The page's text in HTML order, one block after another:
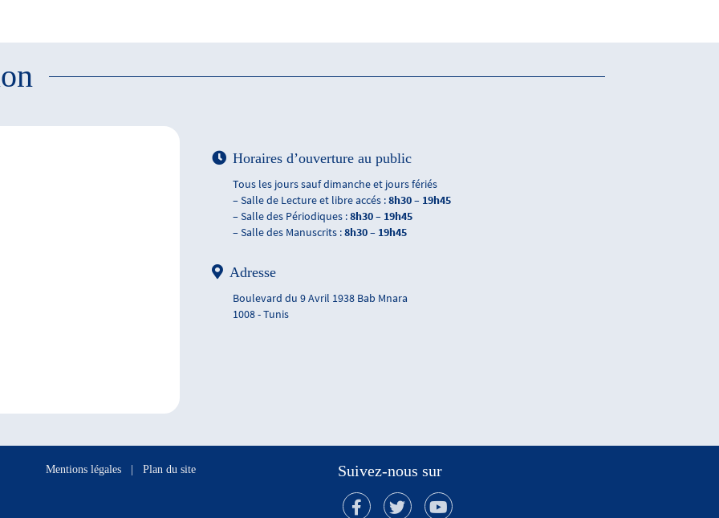
Horaires d’ouverture au public
Tous les jours sauf dimanche et jours fériés
– Salle de Lecture et libre accés :8h30 – 19h45
– Salle des Périodiques :8h30 – 19h45
– Salle des Manuscrits :8h30 – 19h45
Adresse
Boulevard du 9 Avril 1938 Bab Mnara
1008 - Tunis
Mentions légales Plan du site Suivez-nous sur